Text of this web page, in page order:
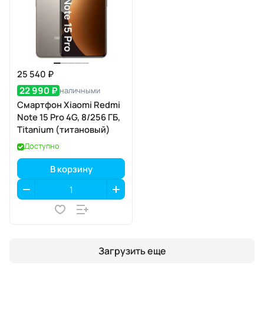
25 540 ₽
22 990 ₽ наличными
Смартфон Xiaomi Redmi
Note 15 Pro 4G, 8/256 ГБ,
Titanium (титановый)
Доступно
В корзину
Загрузить еще